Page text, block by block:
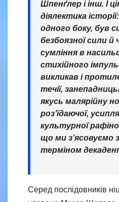
Шпенґлер і інш. І
діялектика
одного боку, був
безбоязної сили й
сумління в
стихійного
викликав і
течії,
якусь малярійну
розʼїдаючої,
культурної
що ми зʼясовуємо
терміном
Серед послідовників